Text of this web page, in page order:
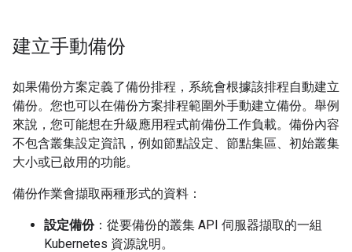
建立手動備份
如果備份方案定義了備份排程，系統會根據該排程自動建立
備份。您也可以在備份方案排程範圍外手動建立備份。舉例
來說，您可能想在升級應用程式前備份工作負載。備份內容
不包含叢集設定資訊，例如節點設定、節點集區、初始叢集
大小或已啟用的功能。
備份作業會擷取兩種形式的資料：
設定備份：從要備份的叢集 API 伺服器擷取的一組
Kubernetes 資源說明。